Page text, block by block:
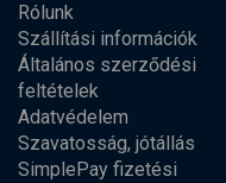
Rólunk
Szállítási információk
Általános szerződési
feltételek
Adatvédelem
Szavatosság, jótállás
SimplePay fizetési